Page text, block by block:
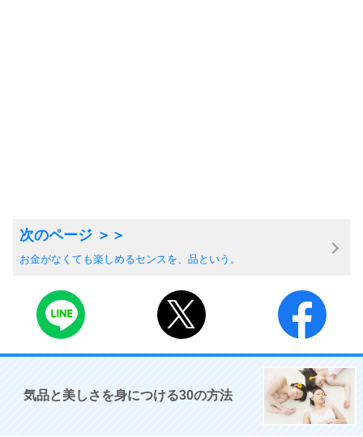
お金がなくても楽しめるセンスを、品という。
気品と美しさを身につける30の方法